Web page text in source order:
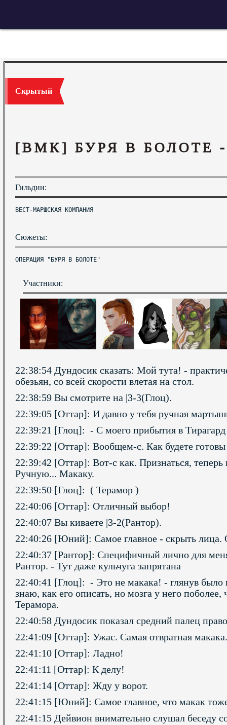
Скрытый
[ВМК] БУРЯ В БОЛОТЕ
Гильдии:
ВЕСТ-МАРШСКАЯ КОМПАНИЯ
Сюжеты:
ОПЕРАЦИЯ "БУРЯ В БОЛОТЕ"
Участники:
22:38:54 Дундосик сказать: Мой тута! -
обезьян, со всей скорости влетая на стол.
22:38:59 Вы смотрите на |3-3(Глоц).
22:39:05 [Оттар]: И давно у тебя ручная
22:39:21 [Глоц]: - С моего прибытия в
22:39:22 [Оттар]: Вообщем-с. Как будете готовы
22:39:42 [Оттар]: Вот-с как. Признаться,
Ручную... Макаку.
22:39:50 [Глоц]: ( Терамор )
22:40:06 [Оттар]: Отличный выбор!
22:40:07 Вы киваете |3-2(Рантор).
22:40:26 [Юний]: Самое главное - скрыть лица.
22:40:37 [Рантор]: Специфичный лично для
Рантор. - Тут даже кульчуга запрятана
22:40:41 [Глоц]: - Это не макака! - глянув было
знаю, как его описать, но мозга у него
Терамора.
22:40:58 Дундосик показал средний палец
22:41:09 [Оттар]: Ужас. Самая отвратная макака.
22:41:10 [Оттар]: Ладно!
22:41:11 [Оттар]: К делу!
22:41:14 [Оттар]: Жду у ворот.
22:41:15 [Юний]: Самое главное, что макак
22:41:15 Дейвион внимательно слушал беседу